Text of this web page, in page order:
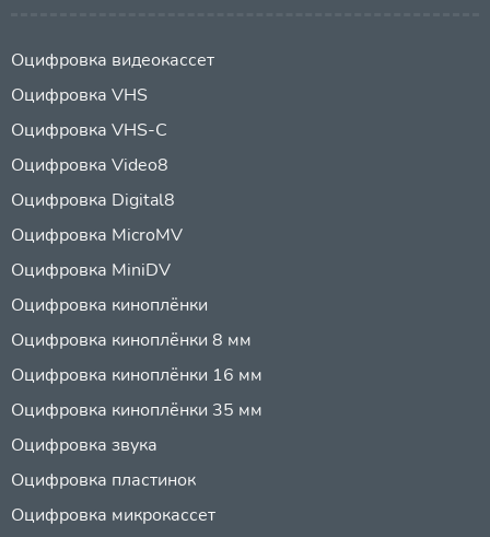
Оцифровка видеокассет
Оцифровка VHS
Оцифровка VHS-C
Оцифровка Video8
Оцифровка Digital8
Оцифровка MicroMV
Оцифровка MiniDV
Оцифровка киноплёнки
Оцифровка киноплёнки 8 мм
Оцифровка киноплёнки 16 мм
Оцифровка киноплёнки 35 мм
Оцифровка звука
Оцифровка пластинок
Оцифровка микрокассет